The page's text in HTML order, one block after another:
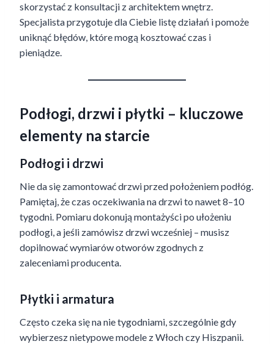
skorzystać z konsultacji z architektem wnętrz.
Specjalista przygotuje dla Ciebie listę działań i pomoże
uniknąć błędów, które mogą kosztować czas i
pieniądze.
Podłogi, drzwi i płytki – kluczowe
elementy na starcie
Podłogi i drzwi
Nie da się zamontować drzwi przed położeniem podłóg.
Pamiętaj, że czas oczekiwania na drzwi to nawet 8–10
tygodni. Pomiaru dokonują montażyści po ułożeniu
podłogi, a jeśli zamówisz drzwi wcześniej – musisz
dopilnować wymiarów otworów zgodnych z
zaleceniami producenta.
Płytki i armatura
Często czeka się na nie tygodniami, szczególnie gdy
wybierzesz nietypowe modele z Włoch czy Hiszpanii.